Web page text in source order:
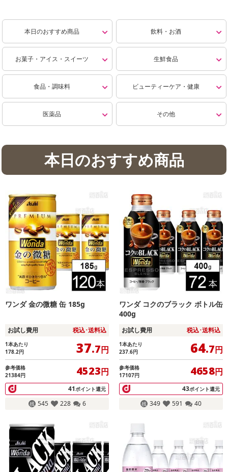
本日のおすすめ商品 飲料・お酒
お菓子・アイス・スイーツ 生鮮食品
食品・調味料 ビューティーケア・健康
医薬品 その他
本日のおすすめ商品
ワンダ 金の微糖 缶 185g
お試し費用 税込･送料込
1本あたり
178.2円 37.7円
参考価格
21384円
4523円
41ポイント還元
545 228 6
ワンダ コクのブラック ボトル缶
400g
お試し費用 税込･送料込
1本あたり
237.6円 64.7円
参考価格
17107円
4658円
43ポイント還元
349 591 40